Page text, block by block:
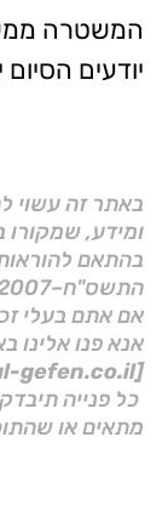
המשטרה
יודעים
באתר זה עשוי
ומידע, שמקורו
התשס"ח–2007.
אם אתם בעלי
אנא פנו אלינו
[Manager@gal-gefen.co.il]
כל פנייה
מתאים או